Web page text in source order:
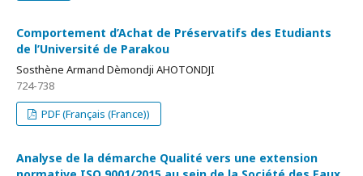
Comportement d’Achat de Préservatifs des Etudiants
de l’Université de Parakou
Sosthène Armand Dèmondji AHOTONDJI
724-738
PDF (Français (France))
Analyse de la démarche Qualité vers une extension